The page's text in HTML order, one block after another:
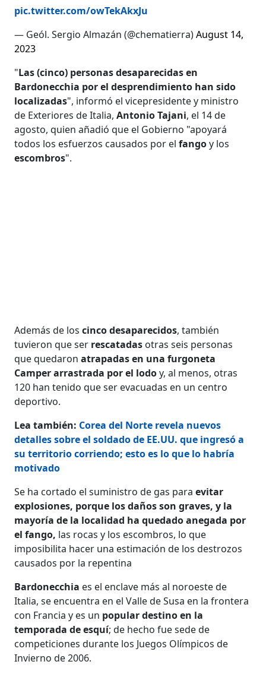
pic.twitter.com/owTekAkxJu
— Geól. Sergio Almazán (@chematierra)August 14,
2023
"Las (cinco) personas desaparecidas en
Bardonecchia por el desprendimiento han sido
localizadas", informó el vicepresidente y ministro
de Exteriores de Italia,Antonio Tajani, el 14 de
agosto, quien añadió que el Gobierno "apoyará
todos los esfuerzos causados por elfangoy los
escombros".
Además de loscinco desaparecidos, también
tuvieron que ser rescatadas otras seis personas
que quedaronatrapadas en una furgoneta
Camper arrastrada por el lodoy, al menos, otras
120 han tenido que ser evacuadas en un centro
deportivo.
Lea también: Corea del Norte revela nuevos
detalles sobre el soldado de EE.UU. que ingresó a
su territorio corriendo; esto es lo que lo habría
motivado
Se ha cortado el suministro de gas para evitar
explosiones, porque los daños son graves, y la
mayoría de la localidad ha quedado anegada por
el fango, las rocas y los escombros, lo que
imposibilita hacer una estimación de los destrozos
causados por la repentina
Bardonecchia es el enclave más al noroeste de
Italia, se encuentra en el Valle de Susa en la frontera
con Francia y es un popular destino en la
temporada de esquí; de hecho fue sede de
competiciones durante los Juegos Olímpicos de
Invierno de 2006.